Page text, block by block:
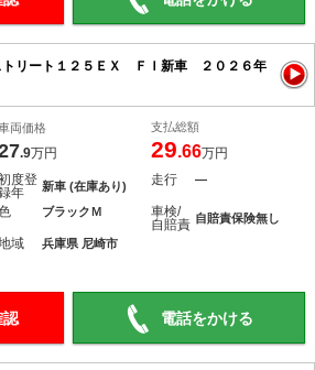
トリート１２５ＥＸ ＦＩ新車 ２０２６年
両価格
.9万円
支払総額
29.66万円
度登
年
新車 (在庫あり) 走行 ―
ブラックＭ
車検/
自賠責 自賠責保険無し
域 兵庫県 尼崎市
電話をかける